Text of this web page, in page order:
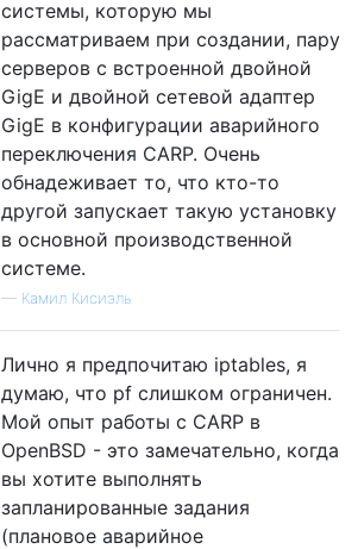
системы, которую мы
рассматриваем при создании, пару
серверов с встроенной двойной
GigE и двойной сетевой адаптер
GigE в конфигурации аварийного
переключения CARP. Очень
обнадеживает то, что кто-то
другой запускает такую ​​установку
в основной производственной
системе.
— Камил Кисиэль
Лично я предпочитаю iptables, я
думаю, что pf слишком ограничен.
Мой опыт работы с CARP в
OpenBSD - это замечательно, когда
вы хотите выполнять
запланированные задания
(плановое аварийное